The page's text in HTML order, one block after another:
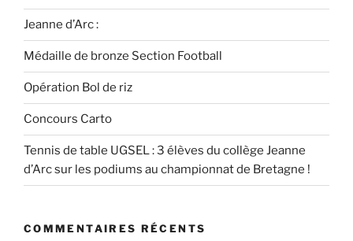
Jeanne d’Arc :
Médaille de bronze Section Football
Opération Bol de riz
Concours Carto
Tennis de table UGSEL : 3 élèves du collège Jeanne
d’Arc sur les podiums au championnat de Bretagne !
COMMENTAIRES RÉCENTS